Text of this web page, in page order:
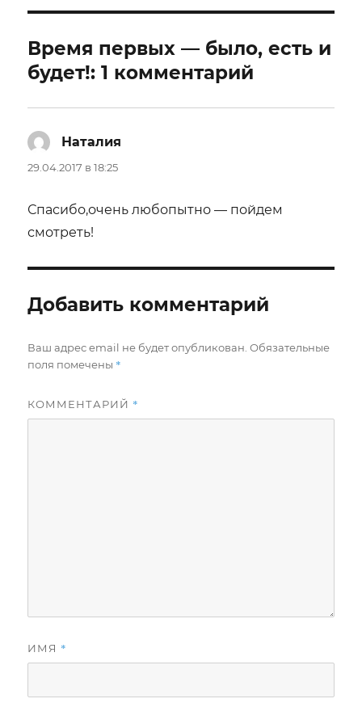
Время первых — было, есть и
будет!: 1 комментарий
Наталия
29.04.2017 в 18:25
Спасибо,очень любопытно — пойдем
смотреть!
Добавить комментарий
Ваш адрес email не будет опубликован. Обязательные
поля помечены *
КОММЕНТАРИЙ *
ИМЯ *